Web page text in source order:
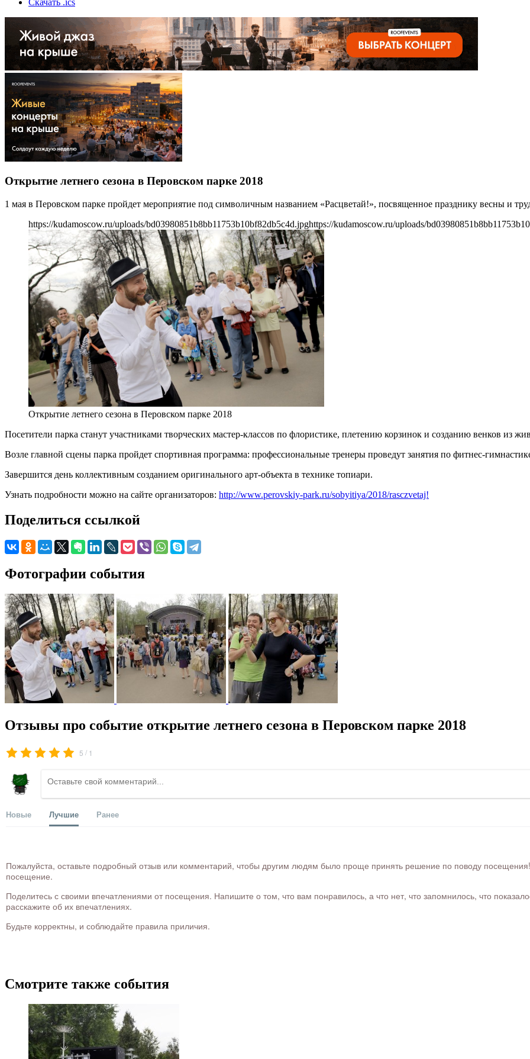
Открытие летнего сезона в Перовском парке 2018
1 мая в Перовском парке пройдет мероприятие под символичным названием «Расцветай!», посвященное празднику весны и
https://kudamoscow.ru/uploads/bd03980851b8bb11753b10bf82db5c4d.jpghttps://kudamoscow.ru/uploads/
Открытие летнего сезона в Перовском парке 2018
Посетители парка станут участниками творческих мастер-классов по флористике, плетению корзинок и созданию венков из
Возле главной сцены парка пройдет спортивная программа: профессиональные тренеры проведут занятия по фитнес-
Завершится день коллективным созданием оригинального арт-объекта в технике топиари.
Узнать подробности можно на сайте организаторов: http://www.perovskiy-park.ru/sobyitiya/2018/rasczvetaj!
Поделиться ссылкой
Фотографии события
Отзывы про событие открытие летнего сезона в Перовском парке 2018
5 / 1
Новые Лучшие Ранее
Пожалуйста, оставьте подробный отзыв или комментарий, чтобы другим людям было проще принять решение по поводу посещения!
посещение.
Поделитесь с своими впечатлениями от посещения. Напишите о том, что вам понравилось, а что нет, что запомнилось, что
расскажите об их впечатлениях.
Будьте корректны, и соблюдайте правила приличия.
Смотрите также события